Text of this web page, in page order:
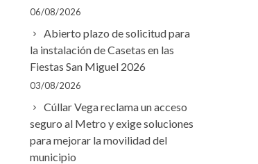
06/08/2026
Abierto plazo de solicitud para
la instalación de Casetas en las
Fiestas San Miguel 2026
03/08/2026
Cúllar Vega reclama un acceso
seguro al Metro y exige soluciones
para mejorar la movilidad del
municipio